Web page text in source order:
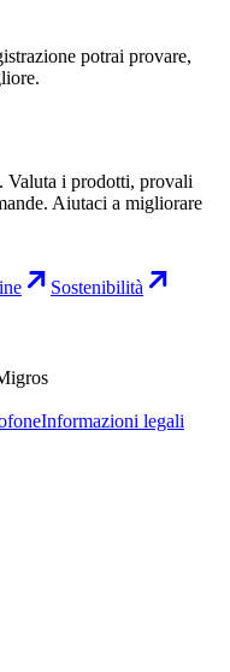
potrai provare,
Valuta i prodotti, provali
Aiutaci a migliorare
Sostenibilità
Informazioni legali